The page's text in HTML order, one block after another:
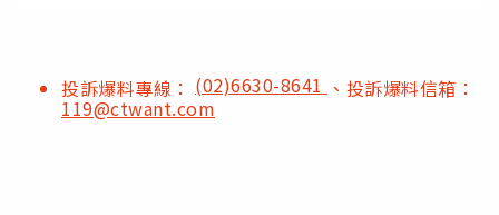
投訴爆料專線： (02)6630-8641 、投訴爆料信箱：
119@ctwant.com